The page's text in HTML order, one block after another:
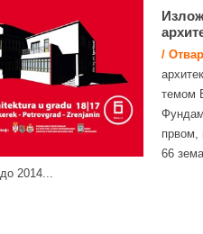
/
темом
првом,
66
2014...